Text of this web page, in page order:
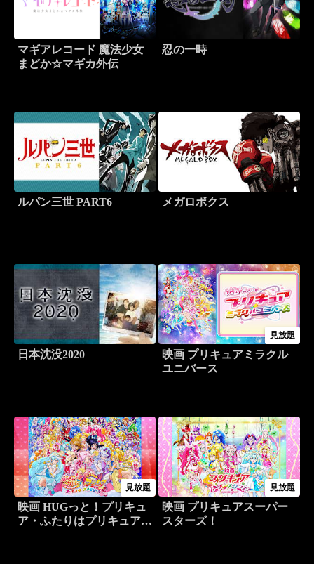
マギアレコード 魔法少女
まどか☆マギカ外伝
忍の一時
ルパン三世 PART6 メガロボクス
日本沈没2020
見放題
映画 プリキュアミラクル
ユニバース
見放題
映画 HUGっと！プリキュ
ア・ふたりはプリキュア
見放題
映画 プリキュアスーパー
スターズ！